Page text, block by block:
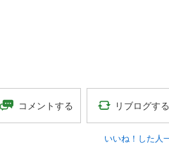
コメントする リブログする
いいね！した人